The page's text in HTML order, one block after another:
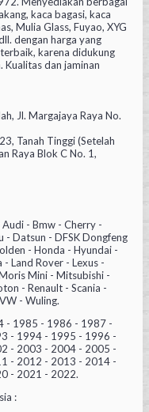
kaca bagasi, kaca
Mulia Glass, Fuyao, XYG
dengan harga yang
karena didukung
dan jaminan
Jl. Margajaya Raya No.
Tanah Tinggi (Setelah
Raya Blok C No. 1,
- Bmw - Cherry -
Datsun - DFSK Dongfeng
- Honda - Hyundai -
Land Rover - Lexus -
Mini - Mitsubishi -
- Renault - Scania -
- Wuling.
- 1985 - 1986 - 1987 -
- 1994 - 1995 - 1996 -
- 2003 - 2004 - 2005 -
- 2012 - 2013 - 2014 -
- 2021 - 2022.
: